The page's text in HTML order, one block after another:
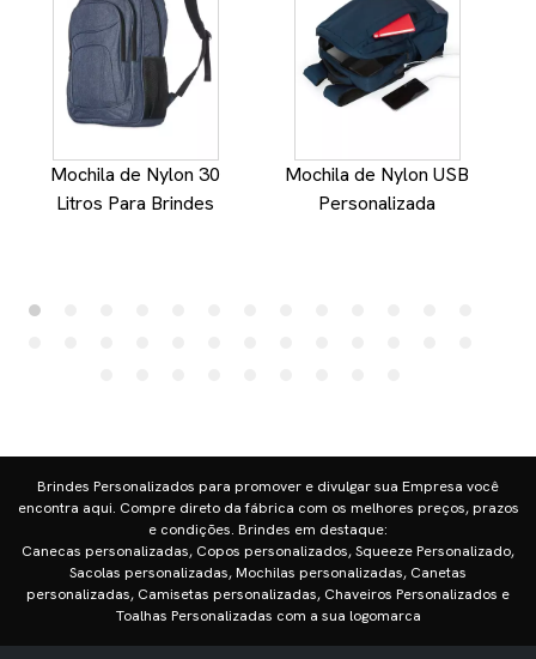
Mochila de Nylon 30
Litros Para Brindes
Mochila de Nylon USB
Personalizada
Brindes Personalizados para promover e divulgar sua Empresa você
encontra aqui. Compre direto da fábrica com os melhores preços, prazos
e condições. Brindes em destaque:
Canecas personalizadas, Copos personalizados, Squeeze Personalizado,
Sacolas personalizadas, Mochilas personalizadas, Canetas
personalizadas, Camisetas personalizadas, Chaveiros Personalizados e
Toalhas Personalizadas com a sua logomarca